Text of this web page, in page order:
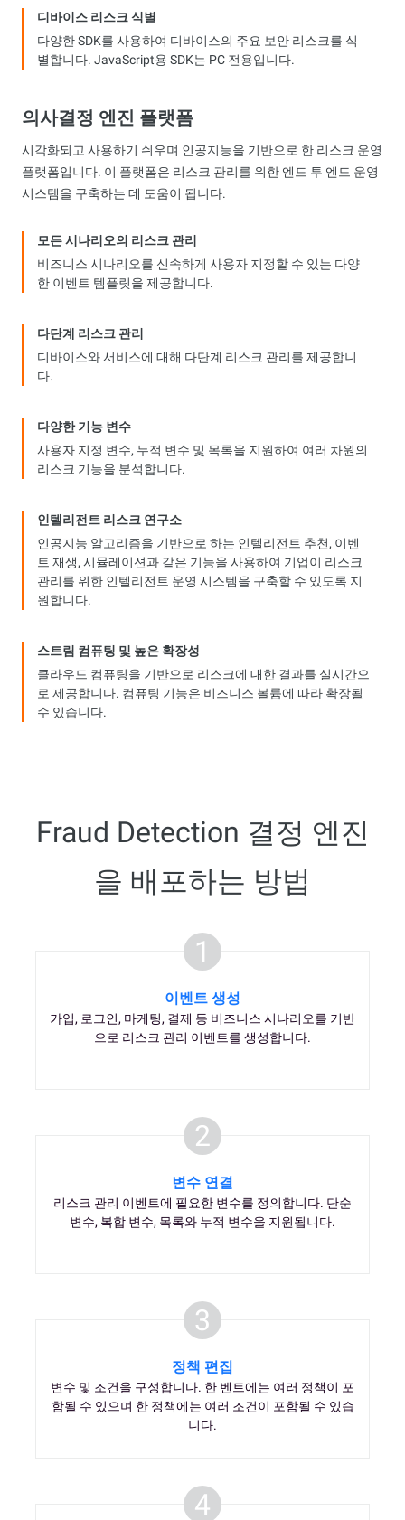
디바이스 리스크 식별
다양한 SDK를 사용하여 디바이스의 주요 보안 리스크를 식
별합니다. JavaScript용 SDK는 PC 전용입니다.
의사결정 엔진 플랫폼
시각화되고 사용하기 쉬우며 인공지능을 기반으로 한 리스크 운영
플랫폼입니다. 이 플랫폼은 리스크 관리를 위한 엔드 투 엔드 운영
시스템을 구축하는 데 도움이 됩니다.
모든 시나리오의 리스크 관리
비즈니스 시나리오를 신속하게 사용자 지정할 수 있는 다양
한 이벤트 템플릿을 제공합니다.
다단계 리스크 관리
디바이스와 서비스에 대해 다단계 리스크 관리를 제공합니
다.
다양한 기능 변수
사용자 지정 변수, 누적 변수 및 목록을 지원하여 여러 차원의
리스크 기능을 분석합니다.
인텔리전트 리스크 연구소
인공지능 알고리즘을 기반으로 하는 인텔리전트 추천, 이벤
트 재생, 시뮬레이션과 같은 기능을 사용하여 기업이 리스크
관리를 위한 인텔리전트 운영 시스템을 구축할 수 있도록 지
원합니다.
스트림 컴퓨팅 및 높은 확장성
클라우드 컴퓨팅을 기반으로 리스크에 대한 결과를 실시간으
로 제공합니다. 컴퓨팅 기능은 비즈니스 볼륨에 따라 확장될
수 있습니다.
Fraud Detection 결정 엔진
을 배포하는 방법
1
이벤트 생성
가입, 로그인, 마케팅, 결제 등 비즈니스 시나리오를 기반
으로 리스크 관리 이벤트를 생성합니다.
2
변수 연결
리스크 관리 이벤트에 필요한 변수를 정의합니다. 단순
변수, 복합 변수, 목록와 누적 변수을 지원됩니다.
3
정책 편집
변수 및 조건을 구성합니다. 한 벤트에는 여러 정책이 포
함될 수 있으며 한 정책에는 여러 조건이 포함될 수 있습
니다.
4